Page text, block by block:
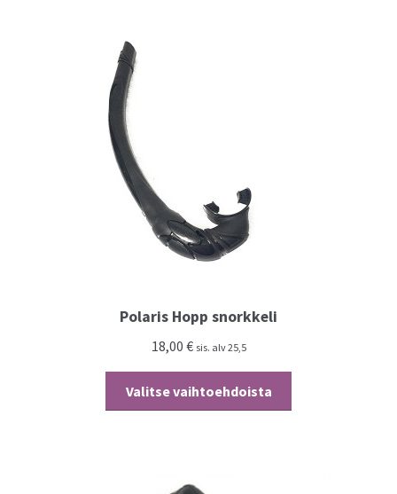
Polaris Hopp snorkkeli
18,00 € sis. alv 25,5
Valitse vaihtoehdoista